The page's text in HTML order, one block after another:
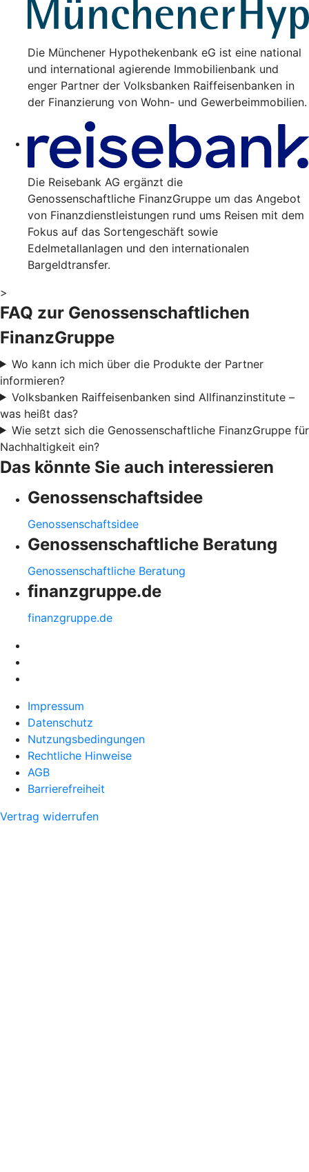
Die Münchener Hypothekenbank eG ist eine national
und international agierende Immobilienbank und
enger Partner der Volksbanken Raiffeisenbanken in
der Finanzierung von Wohn- und Gewerbeimmobilien.
Die Reisebank AG ergänzt die
Genossenschaftliche FinanzGruppe um das Angebot
von Finanzdienstleistungen rund ums Reisen mit dem
Fokus auf das Sortengeschäft sowie
Edelmetallanlagen und den internationalen
Bargeldtransfer.
>
FAQ zur Genossenschaftlichen
FinanzGruppe
Wo kann ich mich über die Produkte der Partner
informieren?
Volksbanken Raiffeisenbanken sind Allfinanzinstitute –
was heißt das?
Wie setzt sich die Genossenschaftliche FinanzGruppe für
Nachhaltigkeit ein?
Das könnte Sie auch interessieren
Genossenschaftsidee
Genossenschaftsidee
Genossenschaftliche Beratung
Genossenschaftliche Beratung
finanzgruppe.de
finanzgruppe.de
Impressum
Datenschutz
Nutzungsbedingungen
Rechtliche Hinweise
AGB
Barrierefreiheit
Vertrag widerrufen